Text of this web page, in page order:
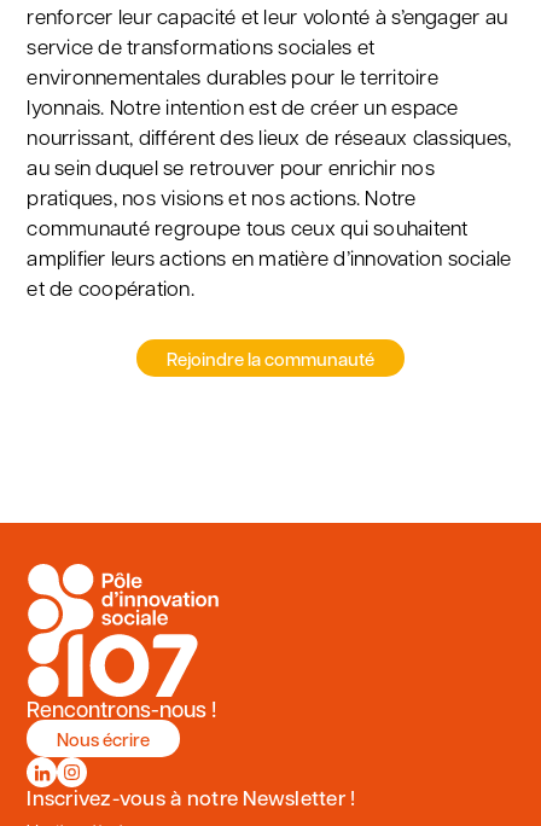
renforcer leur capacité et leur volonté à s’engager au
service de transformations sociales et
environnementales durables pour le territoire
lyonnais. Notre intention est de créer un espace
nourrissant, différent des lieux de réseaux classiques,
au sein duquel se retrouver pour enrichir nos
pratiques, nos visions et nos actions. Notre
communauté regroupe tous ceux qui souhaitent
amplifier leurs actions en matière d’innovation sociale
et de coopération.
Rejoindre la communauté
Rencontrons-nous !
Nous écrire
Inscrivez-vous à notre Newsletter !